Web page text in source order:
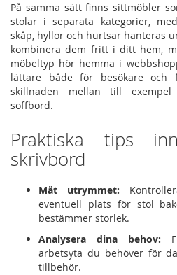
På samma sätt finns sittmöbler
stolar i separata kategorier,
skåp, hyllor och hurtsar hanteras
kombinera dem fritt i ditt hem,
möbeltyp hör hemma i
lättare både för besökare och
skillnaden mellan till
soffbord.
Praktiska tips
skrivbord
Mät utrymmet:
eventuell plats för stol
bestämmer storlek.
Analysera dina behov:
arbetsyta du behöver för
tillbehör.